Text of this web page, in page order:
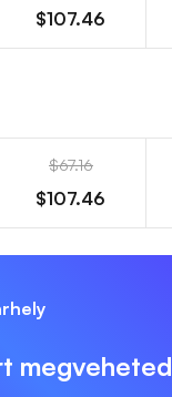
$107.46
$67.16
$107.46
megveheted